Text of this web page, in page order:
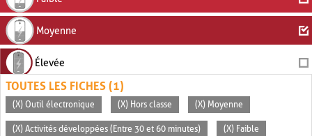
Moyenne
Élevée
TOUTES LES FICHES (1)
(X) Outil électronique (X) Hors classe (X) Moyenne
(X) Activités développées (Entre 30 et 60 minutes) (X) Faible